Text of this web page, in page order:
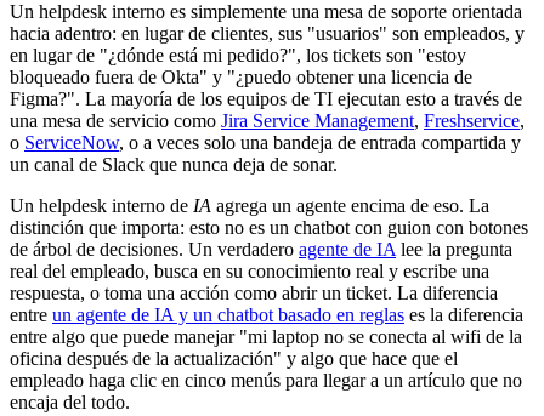
Un helpdesk interno es simplemente una mesa de soporte orientada
hacia adentro: en lugar de clientes, sus "usuarios" son empleados, y
en lugar de "¿dónde está mi pedido?", los tickets son "estoy
bloqueado fuera de Okta" y "¿puedo obtener una licencia de
Figma?". La mayoría de los equipos de TI ejecutan esto a través de
una mesa de servicio como Jira Service Management, Freshservice,
o ServiceNow, o a veces solo una bandeja de entrada compartida y
un canal de Slack que nunca deja de sonar.
Un helpdesk interno de IA agrega un agente encima de eso. La
distinción que importa: esto no es un chatbot con guion con botones
de árbol de decisiones. Un verdadero agente de IAlee la pregunta
real del empleado, busca en su conocimiento real y escribe una
respuesta, o toma una acción como abrir un ticket. La diferencia
entre un agente de IA y un chatbot basado en reglas es la diferencia
entre algo que puede manejar "mi laptop no se conecta al wifi de la
oficina después de la actualización" y algo que hace que el
empleado haga clic en cinco menús para llegar a un artículo que no
encaja del todo.